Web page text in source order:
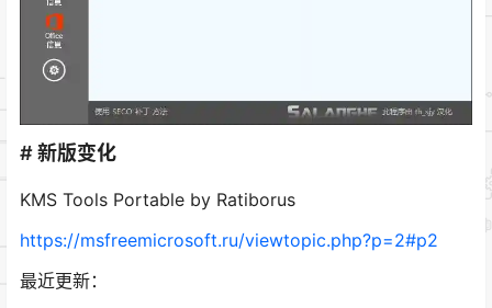
# 新版变化
KMS Tools Portable by Ratiborus
https://msfreemicrosoft.ru/viewtopic.php?p=2#p2
最近更新：